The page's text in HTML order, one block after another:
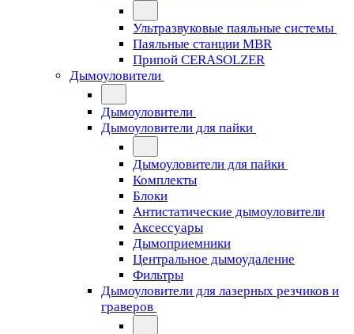
Ультразвуковые паяльные системы
Паяльные станции MBR
Припой CERASOLZER
Дымоуловители
Дымоуловители
Дымоуловители для пайки
Дымоуловители для пайки
Комплекты
Блоки
Антистатические дымоуловители
Аксессуары
Дымоприемники
Центральное дымоудаление
Фильтры
Дымоуловители для лазерных резчиков и
граверов